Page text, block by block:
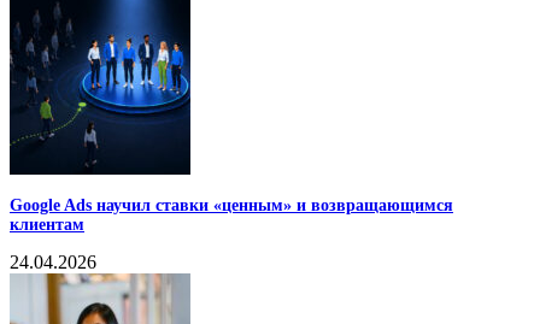
Google Ads научил ставки «ценным» и возвращающимся
клиентам
24.04.2026